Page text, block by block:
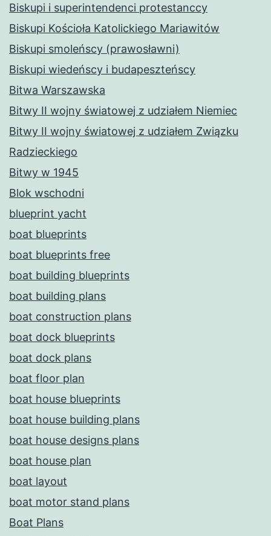
Biskupi i superintendenci protestanccy
Biskupi Kościoła Katolickiego Mariawitów
Biskupi smoleńscy (prawosławni)
Biskupi wiedeńscy i budapeszteńscy
Bitwa Warszawska
Bitwy II wojny światowej z udziałem Niemiec
Bitwy II wojny światowej z udziałem Związku
Radzieckiego
Bitwy w 1945
Blok wschodni
blueprint yacht
boat blueprints
boat blueprints free
boat building blueprints
boat building plans
boat construction plans
boat dock blueprints
boat dock plans
boat floor plan
boat house blueprints
boat house building plans
boat house designs plans
boat house plan
boat layout
boat motor stand plans
Boat Plans